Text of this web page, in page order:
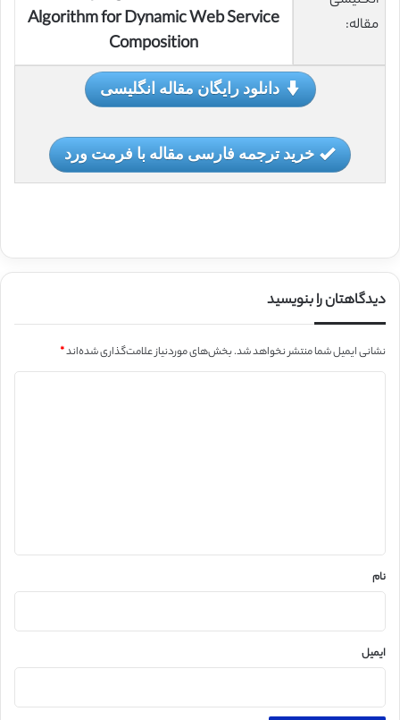
مقاله:
Algorithm for Dynamic Web Service
Composition
دانلود رایگان مقاله انگلیسی
خرید ترجمه فارسی مقاله با فرمت ورد
دیدگاهتان را بنویسید
نشانی ایمیل شما منتشر نخواهد شد.بخش‌های موردنیاز علامت‌گذاری شده‌اند*
نام
ایمیل